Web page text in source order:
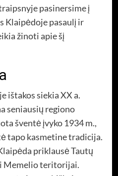
pasinersime į
Klaipėdoje pasaulį ir
žinoti apie šį
ištakos siekia XX a.
seniausių regiono
šventė įvyko 1934 m.,
tapo kasmetine tradicija.
priklausė Tautų
Memelio teritorijai.